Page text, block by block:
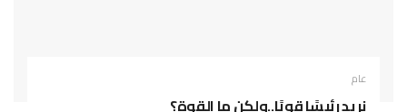
عام
نريد رئيسًا قويًا..ولكن ما القوة؟